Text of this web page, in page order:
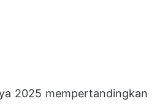
2025 mempertandingkan